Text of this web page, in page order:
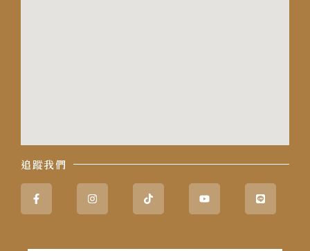
追蹤我們
Facebook-
f
InstagramTiktok Youtube Line